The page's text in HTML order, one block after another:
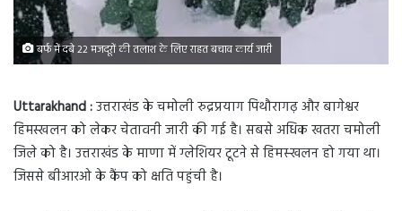
बर्फ में दबे 22 मजदूरों की तलाश के लिए राहत बचाव कार्य जारी
Uttarakhand :उत्तराखंड के चमोली रुद्रप्रयाग पिथौरागढ़ और बागेश्वर
हिमस्खलन को लेकर चेतावनी जारी की गई है। सबसे अधिक खतरा चमोली
जिले को है। उत्तराखंड के माणा में ग्‍लेशियर टूटने से हिमस्‍खलन हो गया था।
जिससे बीआरओ के कैंप को क्षति पहुंची है।